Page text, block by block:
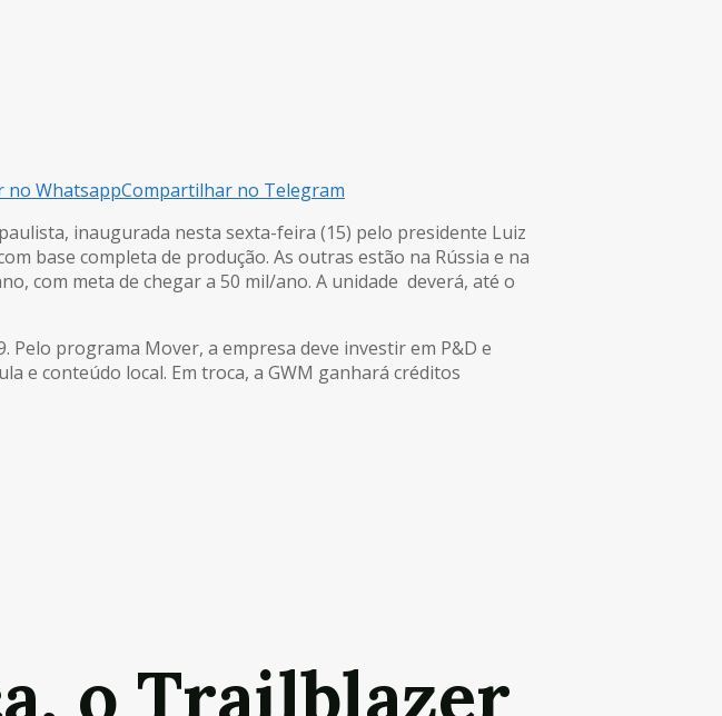
no WhatsappCompartilhar no Telegram
inaugurada nesta sexta-feira (15) pelo presidente Luiz
base completa de produção. As outras estão na Rússia e na
com meta de chegar a 50 mil/ano. A unidade deverá, até o
programa Mover, a empresa deve investir em P&D e
e conteúdo local. Em troca, a GWM ganhará créditos
o Trailblazer